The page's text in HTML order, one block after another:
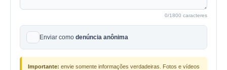
0/1800 caracteres
Enviar como denúncia anônima
Importante: envie somente informações verdadeiras. Fotos e vídeos